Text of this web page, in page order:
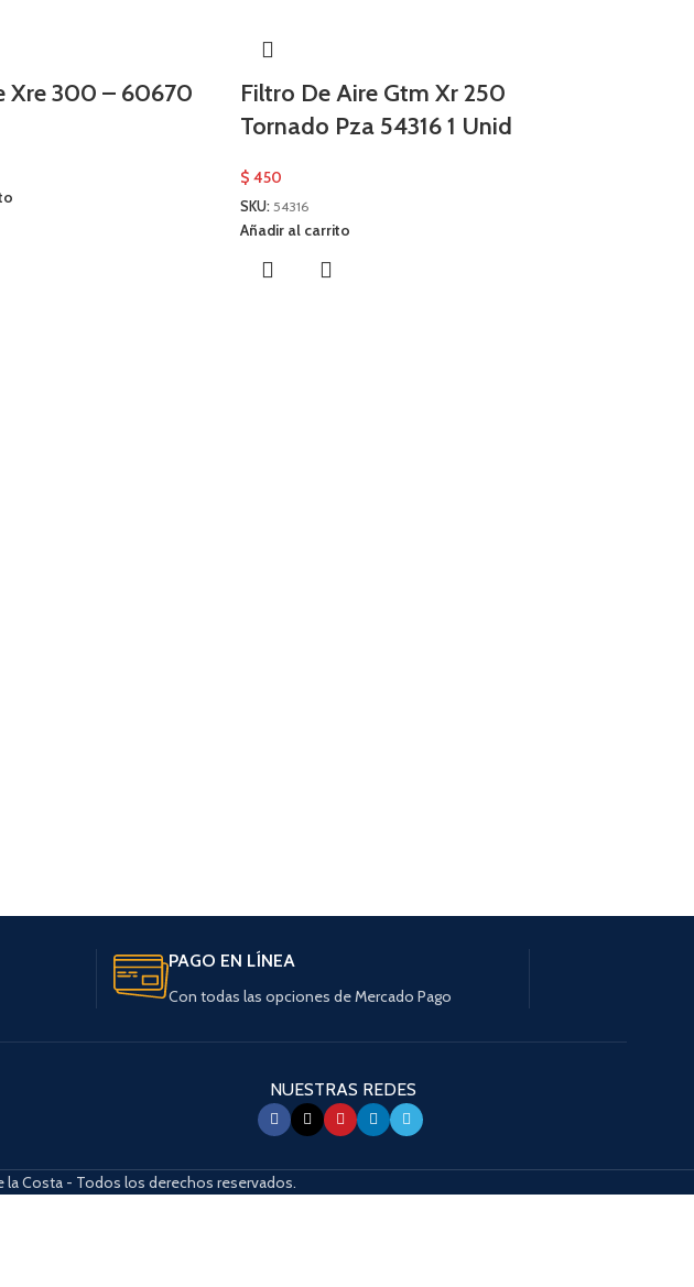
Xre 300 – 60670
Filtro De Aire Gtm Xr 250
Tornado Pza 54316 1 Unid
$ 450
SKU: 54316
Añadir al carrito
PAGO EN LÍNEA
Con todas las opciones de Mercado Pago
NUESTRAS REDES
Costa - Todos los derechos reservados.